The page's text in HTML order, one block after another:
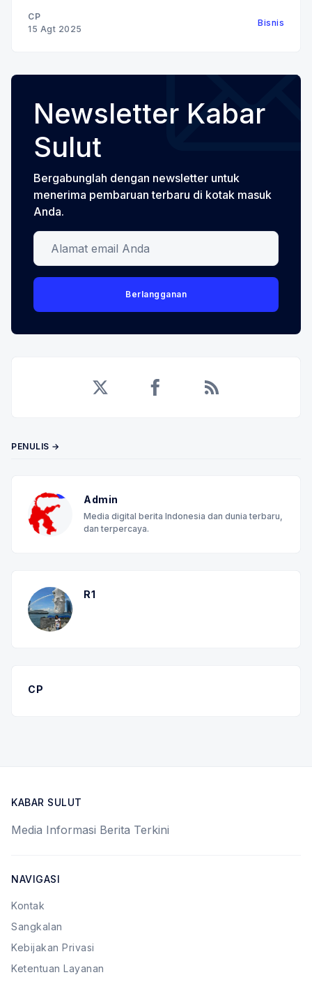
Nasi Goreng Bakar
CP
15 Agt 2025
Bisnis
Newsletter Kabar
Sulut
Bergabunglah dengan newsletter untuk
menerima pembaruan terbaru di kotak masuk
Anda.
Alamat email Anda
Berlangganan
PENULIS →
Admin
Media digital berita Indonesia dan dunia terbaru,
dan terpercaya.
R1
CP
KABAR SULUT
Media Informasi Berita Terkini
NAVIGASI
Kontak
Sangkalan
Kebijakan Privasi
Ketentuan Layanan